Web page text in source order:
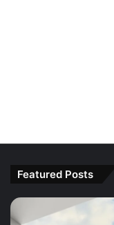
Featured Posts
PANTONE
11-